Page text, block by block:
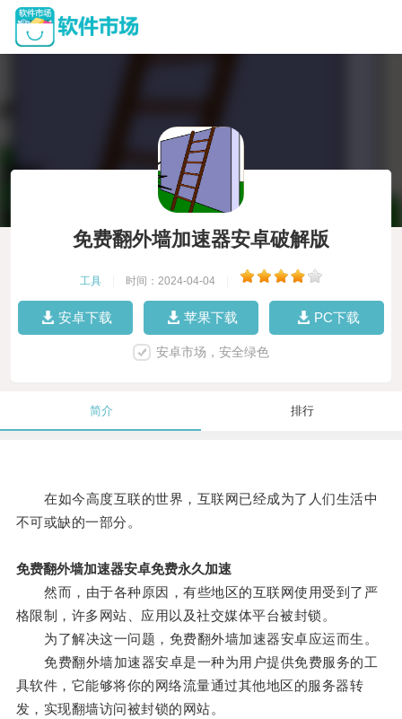
免费翻外墙加速器安卓破解版
工具 时间：2024-04-04
安卓下载 苹果下载 PC下载
安卓市场，安全绿色
简介 排行
在如今高度互联的世界，互联网已经成为了人们生活中
不可或缺的一部分。
免费翻外墙加速器安卓免费永久加速
然而，由于各种原因，有些地区的互联网使用受到了严
格限制，许多网站、应用以及社交媒体平台被封锁。
为了解决这一问题，免费翻外墙加速器安卓应运而生。
免费翻外墙加速器安卓是一种为用户提供免费服务的工
具软件，它能够将你的网络流量通过其他地区的服务器转
发，实现翻墙访问被封锁的网站。